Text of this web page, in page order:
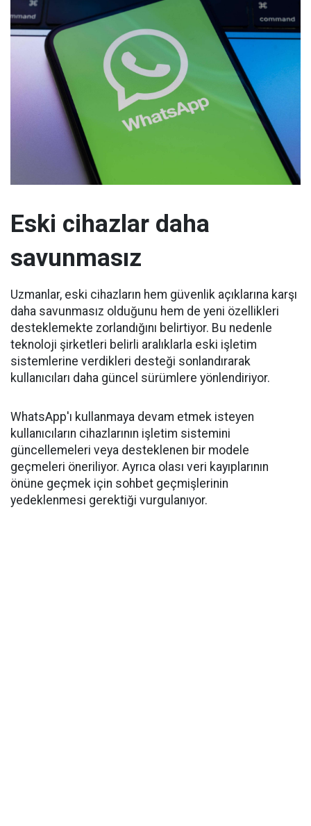
Eski cihazlar daha
savunmasız
Uzmanlar, eski cihazların hem güvenlik açıklarına karşı
daha savunmasız olduğunu hem de yeni özellikleri
desteklemekte zorlandığını belirtiyor. Bu nedenle
teknoloji şirketleri belirli aralıklarla eski işletim
sistemlerine verdikleri desteği sonlandırarak
kullanıcıları daha güncel sürümlere yönlendiriyor.
WhatsApp'ı kullanmaya devam etmek isteyen
kullanıcıların cihazlarının işletim sistemini
güncellemeleri veya desteklenen bir modele
geçmeleri öneriliyor. Ayrıca olası veri kayıplarının
önüne geçmek için sohbet geçmişlerinin
yedeklenmesi gerektiği vurgulanıyor.